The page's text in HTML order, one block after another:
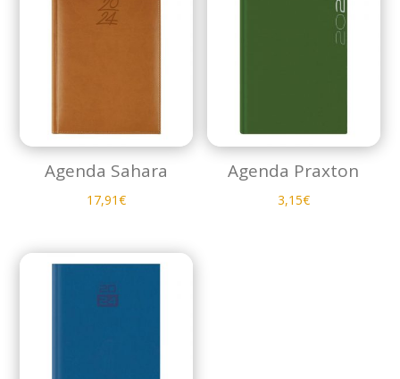
Agenda Sahara
17,91€
Agenda Praxton
3,15€